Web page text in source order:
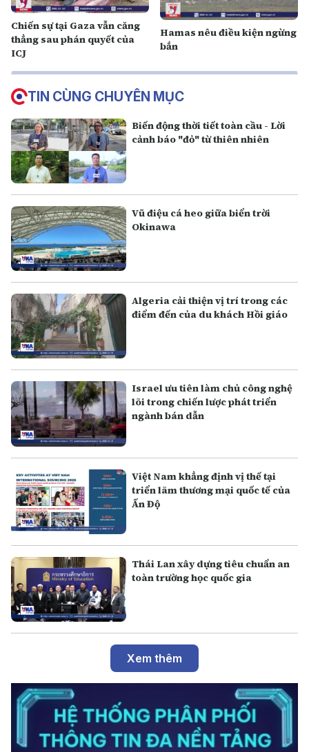
Chiến sự tại Gaza vẫn căng
thẳng sau phán quyết của
ICJ
Hamas nêu điều kiện ngừng
bắn
TIN CÙNG CHUYÊN MỤC
Biến động thời tiết toàn cầu - Lời
cảnh báo "đỏ" từ thiên nhiên
Vũ điệu cá heo giữa biển trời
Okinawa
Algeria cải thiện vị trí trong các
điểm đến của du khách Hồi giáo
Israel ưu tiên làm chủ công nghệ
lõi trong chiến lược phát triển
ngành bán dẫn
Việt Nam khẳng định vị thế tại
triển lãm thương mại quốc tế của
Ấn Độ
Thái Lan xây dựng tiêu chuẩn an
toàn trường học quốc gia
Xem thêm